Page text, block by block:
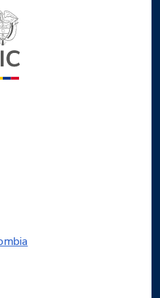
Instagram
Threads
Tiktok
Twitter
Logo Facebook
Youtube